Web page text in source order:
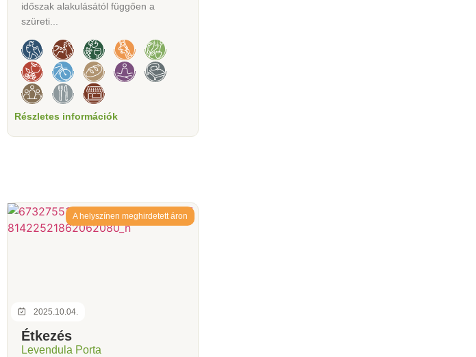
időszak alakulásától függően a
szüreti...
Részletes információk
2025.10.04.
A helyszínen meghirdetett áron
Étkezés
Levendula Porta